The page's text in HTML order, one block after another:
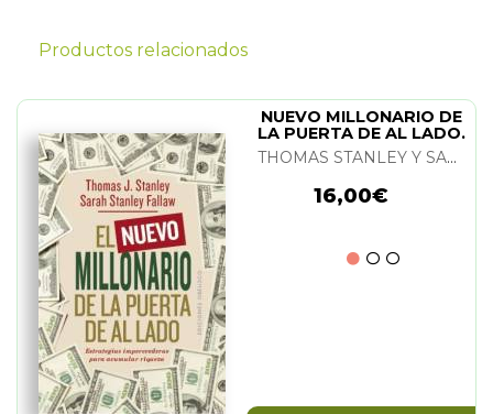
Productos relacionados
NUEVO MILLONARIO DE
LA PUERTA DE AL LADO.
EL
THOMAS STANLEY Y SARAH S. FALLAW
16,00€